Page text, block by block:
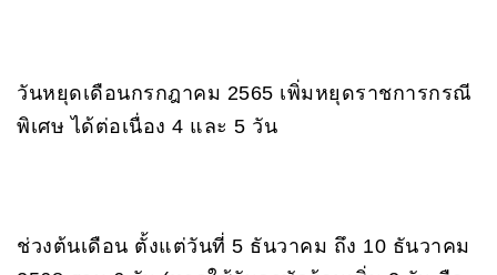
วันหยุดเดือนกรกฎาคม 2565 เพิ่มหยุดราชการกรณี
พิเศษ ได้ต่อเนื่อง 4 และ 5 วัน
ช่วงต้นเดือน ตั้งแต่วันที่ 5 ธันวาคม ถึง 10 ธันวาคม